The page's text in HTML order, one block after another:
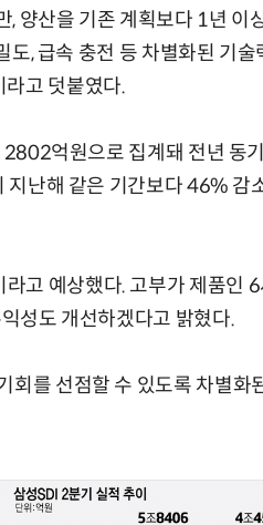
양산을 기존 계획보다 1년 이
도, 급속 충전 등 차별화된 기술
라고 덧붙였다.
억원으로 집계돼 전년 동
난해 같은 기간보다 46% 감
고 예상했다. 고부가 제품인
성도 개선하겠다고 밝혔다.
회를 선점할 수 있도록 차별화